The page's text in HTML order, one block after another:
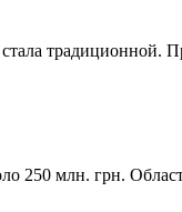
традиционной.
250 млн. грн.